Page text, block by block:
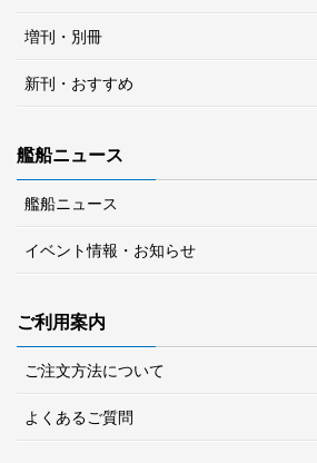
増刊・別冊
新刊・おすすめ
艦船ニュース
艦船ニュース
イベント情報・お知らせ
ご利用案内
ご注文方法について
よくあるご質問